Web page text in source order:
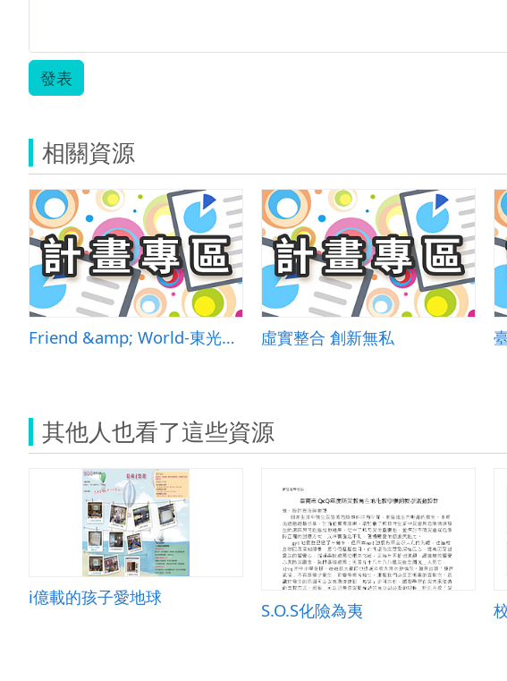
大
發表
相關資源
Friend &amp; World-東光國小行動關懷探究方案 虛實整合 創新無私
其他人也看了這些資源
i億載的孩子愛地球
S.O.S化險為夷